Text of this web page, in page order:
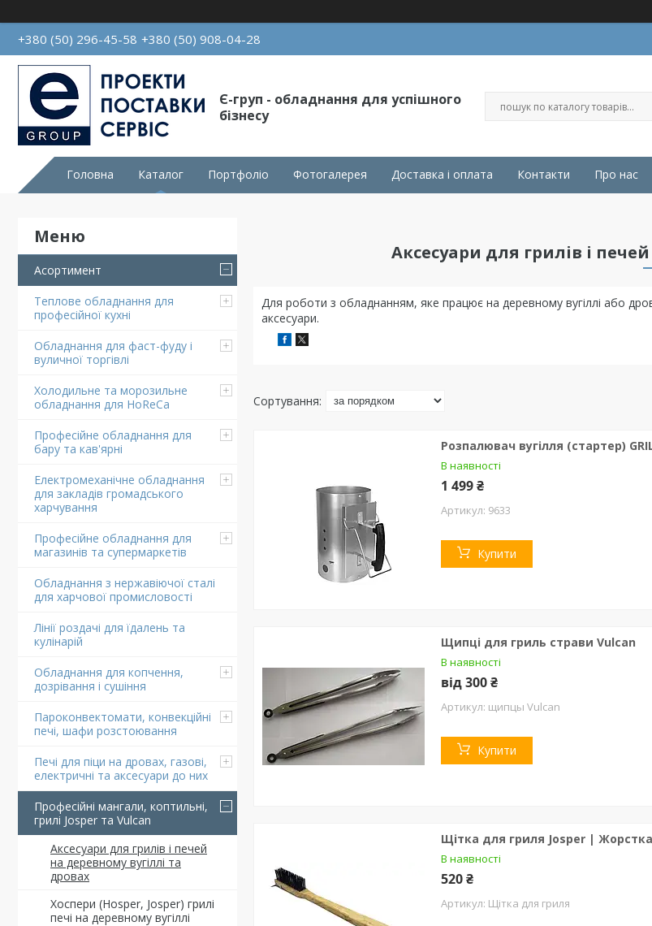
+380 (50) 296-45-58 +380 (50) 908-04-28
Є-груп - обладнання для успішного
бізнесу
Головна Каталог Портфоліо Фотогалерея Доставка і оплата Контакти Про нас
Асортимент
Теплове обладнання для
професійної кухні
Обладнання для фаст-фуду і
вуличної торгівлі
Холодильне та морозильне
обладнання для HoReCa
Професійне обладнання для
бару та кав'ярні
Електромеханічне обладнання
для закладів громадського
харчування
Професійне обладнання для
магазинів та супермаркетів
Обладнання з нержавіючої сталі
для харчової промисловості
Лінії роздачі для їдалень та
кулінарій
Обладнання для копчення,
дозрівання і сушіння
Пароконвектомати, конвекційні
печі, шафи розстоювання
Печі для піци на дровах, газові,
електричні та аксесуари до них
Професійні мангали, коптильні,
грилі Josper та Vulcan
Аксесуари для грилів і печей
на деревному вугіллі та
дровах
Хоспери (Hosper, Josper) грилі
печі на деревному вугіллі
Аксесуари для грилів і
Для роботи з обладнанням, яке працює на деревному вугіллі або
аксесуари.
Розпалювач вугілля (стартер)
В наявності
1 499 ₴
9633
Купити
Щипці для гриль страви Vulcan
В наявності
від 300 ₴
щипцы Vulcan
Купити
Щітка для гриля Josper |
В наявності
520 ₴
Щітка для гриля